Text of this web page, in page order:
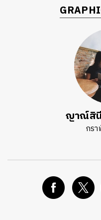
ญาณ์สินี
กร